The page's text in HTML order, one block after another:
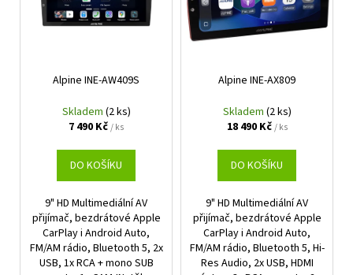
Alpine INE-AW409S
Skladem (2 ks)
7 490 Kč/ ks
DO KOŠÍKU
9" HD Multimediální AV
přijímač, bezdrátové Apple
CarPlay i Android Auto,
FM/AM rádio, Bluetooth 5, 2x
USB, 1x RCA + mono SUB
Alpine INE-AX809
Skladem (2 ks)
18 490 Kč/ ks
DO KOŠÍKU
9" HD Multimediální AV
přijímač, bezdrátové Apple
CarPlay i Android Auto,
FM/AM rádio, Bluetooth 5, Hi-
Res Audio, 2x USB, HDMI